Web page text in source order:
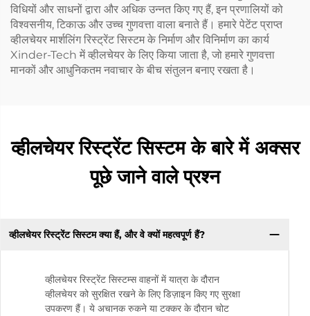
विधियों और साधनों द्वारा और अधिक उन्नत किए गए हैं, इन प्रणालियों को
विश्वसनीय, टिकाऊ और उच्च गुणवत्ता वाला बनाते हैं। हमारे पेटेंट प्राप्त
व्हीलचेयर मार्शलिंग रिस्ट्रेंट सिस्टम के निर्माण और विनिर्माण का कार्य
Xinder-Tech में व्हीलचेयर के लिए किया जाता है, जो हमारे गुणवत्ता
मानकों और आधुनिकतम नवाचार के बीच संतुलन बनाए रखता है।
व्हीलचेयर रिस्ट्रेंट सिस्टम के बारे में अक्सर
पूछे जाने वाले प्रश्न
व्हीलचेयर रिस्ट्रेंट सिस्टम क्या हैं, और वे क्यों महत्वपूर्ण हैं?
व्हीलचेयर रिस्ट्रेंट सिस्टम्स वाहनों में यात्रा के दौरान
व्हीलचेयर को सुरक्षित रखने के लिए डिज़ाइन किए गए सुरक्षा
उपकरण हैं। ये अचानक रुकने या टक्कर के दौरान चोट